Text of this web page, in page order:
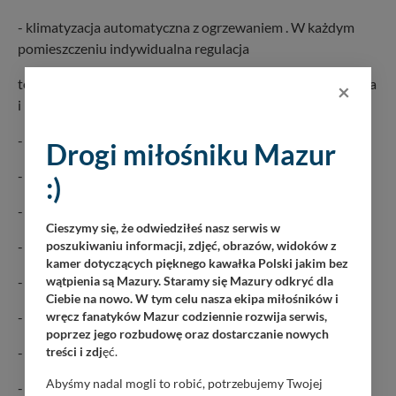
- klimatyzacja automatyczna z ogrzewaniem . W każdym
pomieszczeniu indywidualna regulacja
temperatury : salon, kabina dziobowa, kabina rufowa prawa
i lewa
- drabinka rozkładana – wejście do wody
- materac na przednim pokładzie
- światła nawigacyjne
- sygnał dźwiękowy
- flexi teak na platformie + kokpit
- flexi teak na pokładzie
- winda kotwiczna z kotwicą
- dodatkowo sterowanie windą z konsoli sternika
×
Drogi miłośniku Mazur
:)
Cieszymy się, że odwiedziłeś nasz serwis w
poszukiwaniu informacji, zdjęć, obrazów, widoków z
kamer dotyczących pięknego kawałka Polski jakim bez
wątpienia są Mazury. Staramy się Mazury odkryć dla
Ciebie na nowo. W tym celu nasza ekipa miłośników i
wręcz fanatyków Mazur codziennie rozwija serwis,
poprzez jego rozbudowę oraz dostarczanie nowych
treści i zdjęć.
Abyśmy nadal mogli to robić, potrzebujemy Twojej